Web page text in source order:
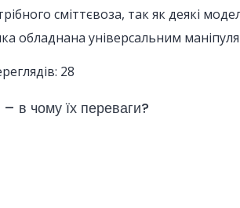
сміттєвоза, так як деякі
обладнана універсальним
28
– в чому їх переваги?